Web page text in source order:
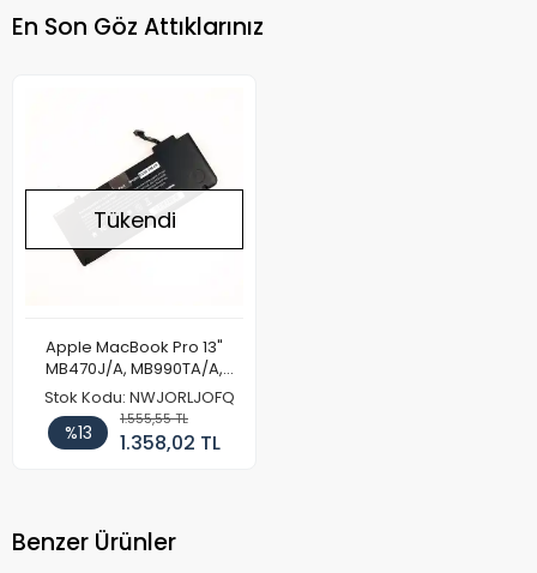
En Son Göz Attıklarınız
Tükendi
Apple MacBook Pro 13"
MB470J/A, MB990TA/A,
MC374B/A Notebook
Batarya Pil
Stok Kodu: NWJORLJOFQ
%13
1.555,55 TL
1.358,02 TL
Benzer Ürünler